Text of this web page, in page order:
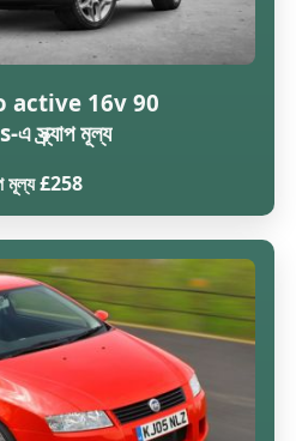
active 16v 90
স্ক্র্যাপ মূল্য
মূল্য £258